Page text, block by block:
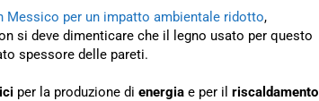
per un impatto ambientale ridotto,
si deve dimenticare che il legno usato per questo
spessore delle pareti.
per la produzione di energia e per il riscaldamento